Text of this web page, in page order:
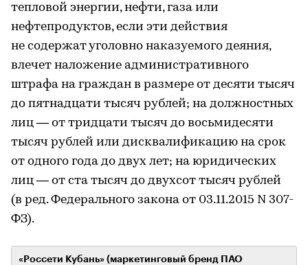
тепловой энергии, нефти, газа или
нефтепродуктов, если эти действия
не содержат уголовно наказуемого деяния,
влечет наложение административного
штрафа на граждан в размере от десяти тысяч
до пятнадцати тысяч рублей; на должностных
лиц — от тридцати тысяч до восьмидесяти
тысяч рублей или дисквалификацию на срок
от одного года до двух лет; на юридических
лиц — от ста тысяч до двухсот тысяч рублей
(в ред. Федерального закона от 03.11.2015 N 307-
ФЗ).
«Россети Кубань» (маркетинговый бренд ПАО